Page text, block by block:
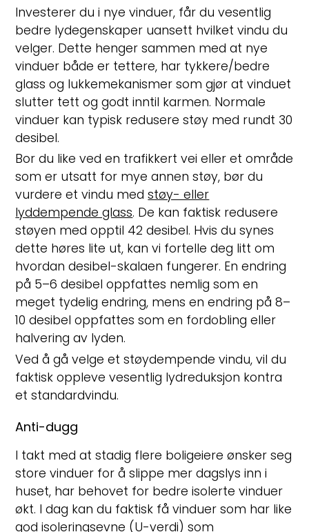
Investerer du i nye vinduer, får du vesentlig
bedre lydegenskaper uansett hvilket vindu du
velger. Dette henger sammen med at nye
vinduer både er tettere, har tykkere/bedre
glass og lukkemekanismer som gjør at vinduet
slutter tett og godt inntil karmen. Normale
vinduer kan typisk redusere støy med rundt 30
desibel.
Bor du like ved en trafikkert vei eller et område
som er utsatt for mye annen støy, bør du
vurdere et vindu medstøy- eller
lyddempende glass. De kan faktisk redusere
støyen med opptil 42 desibel. Hvis du synes
dette høres lite ut, kan vi fortelle deg litt om
hvordan desibel-skalaen fungerer. En endring
på 5–6 desibel oppfattes nemlig som en
meget tydelig endring, mens en endring på 8–
10 desibel oppfattes som en fordobling eller
halvering av lyden.
Ved å gå velge et støydempende vindu, vil du
faktisk oppleve vesentlig lydreduksjon kontra
et standardvindu.
Anti-dugg
I takt med at stadig flere boligeiere ønsker seg
store vinduer for å slippe mer dagslys inn i
huset, har behovet for bedre isolerte vinduer
økt. I dag kan du faktisk få vinduer som har like
god isoleringsevne (U-verdi) som